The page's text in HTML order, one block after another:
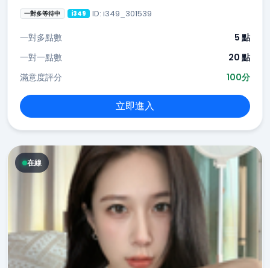
一對多等待中 i349 ID: i349_301539
一對多點數
5 點
一對一點數
20 點
滿意度評分
100分
立即進入
在線